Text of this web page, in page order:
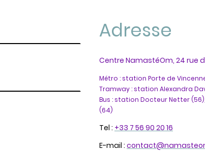
Adresse
Centre NamastéOm, 24 rue
Métro : station Porte de
Tramway : station Alexandra
Bus : station Docteur Netter
(64)
Tel : +33 7 56 90 20 16
E-mail :